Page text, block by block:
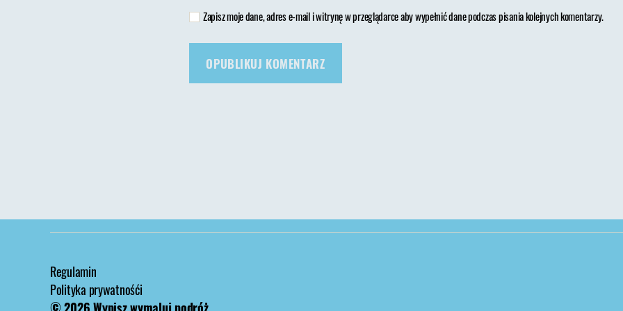
Zapisz moje dane, adres e-mail i witrynę w przeglądarce aby wypełnić dane podczas pisania kolejnych komentarzy.
Regulamin
Polityka prywatnośći